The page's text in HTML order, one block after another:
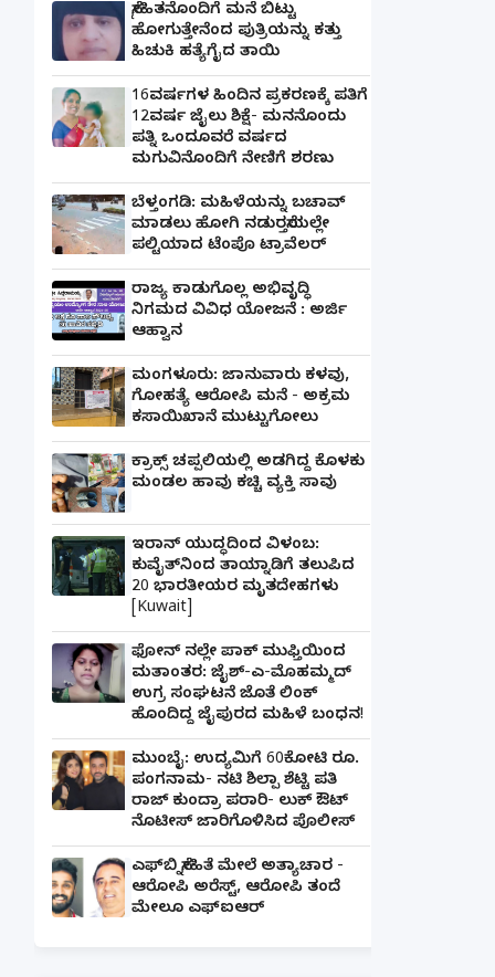
ಸ್ನೇಹಿತನೊಂದಿಗೆ ಮನೆ ಬಿಟ್ಟು
ಹೋಗುತ್ತೇನೆಂದ ಪುತ್ರಿಯನ್ನು ಕತ್ತು
ಹಿಚುಕಿ ಹತ್ಯೆಗೈದ ತಾಯಿ
16ವರ್ಷಗಳ ಹಿಂದಿನ ಪ್ರಕರಣಕ್ಕೆ ಪತಿಗೆ
12ವರ್ಷ ಜೈಲು ಶಿಕ್ಷೆ- ಮನನೊಂದು
ಪತ್ನಿ ಒಂದೂವರೆ ವರ್ಷದ
ಮಗುವಿನೊಂದಿಗೆ ನೇಣಿಗೆ ಶರಣು
ಬೆಳ್ತಂಗಡಿ: ಮಹಿಳೆಯನ್ನು ಬಚಾವ್
ಮಾಡಲು ಹೋಗಿ ನಡುರಸ್ತೆಯಲ್ಲೇ
ಪಲ್ಟಿಯಾದ ಟೆಂಪೊ ಟ್ರಾವೆಲರ್
ರಾಜ್ಯ ಕಾಡುಗೊಲ್ಲ ಅಭಿವೃದ್ಧಿ
ನಿಗಮದ ವಿವಿಧ ಯೋಜನೆ : ಅರ್ಜಿ
ಆಹ್ವಾನ
ಮಂಗಳೂರು: ಜಾನುವಾರು ಕಳವು,
ಗೋಹತ್ಯೆ ಆರೋಪಿ ಮನೆ - ಅಕ್ರಮ
ಕಸಾಯಿಖಾನೆ ಮುಟ್ಟುಗೋಲು
ಕ್ರಾಕ್ಸ್ ಚಪ್ಪಲಿಯಲ್ಲಿ ಅಡಗಿದ್ದ ಕೊಳಕು
ಮಂಡಲ ಹಾವು ಕಚ್ಚಿ ವ್ಯಕ್ತಿ ಸಾವು
ಇರಾನ್ ಯುದ್ಧದಿಂದ ವಿಳಂಬ:
ಕುವೈತ್‌ನಿಂದ ತಾಯ್ನಾಡಿಗೆ ತಲುಪಿದ
20 ಭಾರತೀಯರ ಮೃತದೇಹಗಳು
[Kuwait]
ಫೋನ್ ನಲ್ಲೇ ಪಾಕ್ ಮುಫ್ತಿಯಿಂದ
ಮತಾಂತರ: ಜೈಶ್-ಎ-ಮೊಹಮ್ಮದ್
ಉಗ್ರ ಸಂಘಟನೆ ಜೊತೆ ಲಿಂಕ್
ಹೊಂದಿದ್ದ ಜೈಪುರದ ಮಹಿಳೆ ಬಂಧನ!
ಮುಂಬೈ: ಉದ್ಯಮಿಗೆ 60ಕೋಟಿ ರೂ.
ಪಂಗನಾಮ- ನಟಿ ಶಿಲ್ಪಾ ಶೆಟ್ಟಿ ಪತಿ
ರಾಜ್ ಕುಂದ್ರಾ ಪರಾರಿ- ಲುಕ್ ಔಟ್
ನೊಟೀಸ್ ಜಾರಿಗೊಳಿಸಿದ ಪೊಲೀಸ್
ಎಫ್‌ಬಿ ಸ್ನೇಹಿತೆ ಮೇಲೆ ಅತ್ಯಾಚಾರ -
ಆರೋಪಿ ಅರೆಸ್ಟ್, ಆರೋಪಿ ತಂದೆ
ಮೇಲೂ ಎಫ್ಐಆರ್